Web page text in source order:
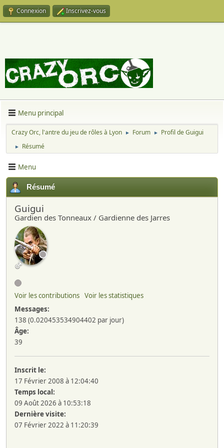
Connexion Inscrivez-vous
Menu principal
Crazy Orc, l'antre du jeu de rôles à Lyon ► Forum ► Profil de Guigui
► Résumé
Menu
Résumé
Guigui
Gardien des Tonneaux / Gardienne des Jarres
Voir les contributions Voir les statistiques
Messages:
138 (0.020453534904402 par jour)
Âge:
39
Inscrit le:
17 Février 2008 à 12:04:40
Temps local:
09 Août 2026 à 10:53:18
Dernière visite:
07 Février 2022 à 11:20:39